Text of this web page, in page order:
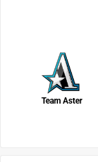
Team Aster